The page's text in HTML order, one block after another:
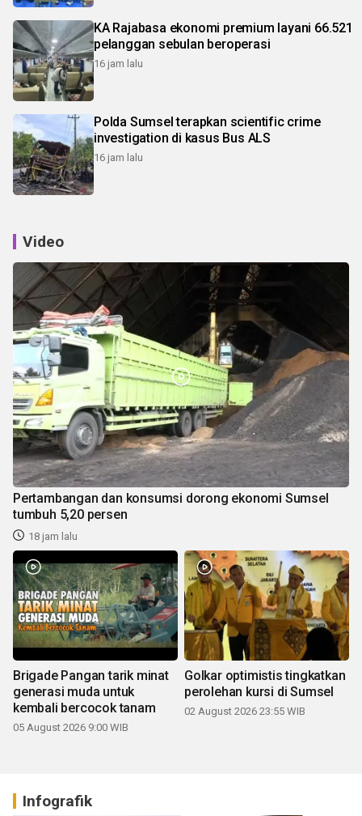
KA Rajabasa ekonomi premium layani 66.521
pelanggan sebulan beroperasi
16 jam lalu
Polda Sumsel terapkan scientific crime
investigation di kasus Bus ALS
16 jam lalu
Video
Pertambangan dan konsumsi dorong ekonomi Sumsel
tumbuh 5,20 persen
18 jam lalu
Brigade Pangan tarik minat
generasi muda untuk
kembali bercocok tanam
05 August 2026 9:00 WIB
Golkar optimistis tingkatkan
perolehan kursi di Sumsel
02 August 2026 23:55 WIB
Infografik